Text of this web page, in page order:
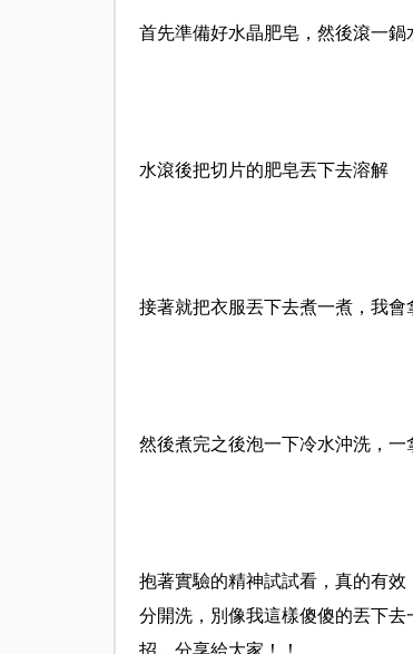
首先準備好水晶肥皂，然後滾一鍋
水滾後把切片的肥皂丟下去溶解
接著就把衣服丟下去煮一煮，我會
然後煮完之後泡一下冷水沖洗，一
抱著實驗的精神試試看，真的有效
分開洗， 別像我這樣傻傻的丟下去
招，分享給大家！！